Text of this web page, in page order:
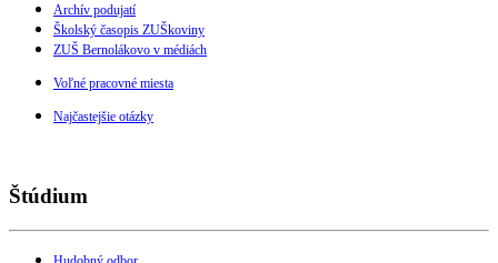
Archív podujatí
Školský časopis ZUŠkoviny
ZUŠ Bernolákovo v médiách
Voľné pracovné miesta
Najčastejšie otázky
Štúdium